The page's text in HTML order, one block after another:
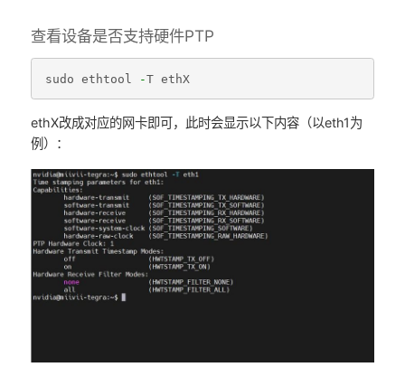
查看设备是否支持硬件PTP
sudo ethtool -T ethX
ethX改成对应的网卡即可，此时会显示以下内容（以eth1为
例）：